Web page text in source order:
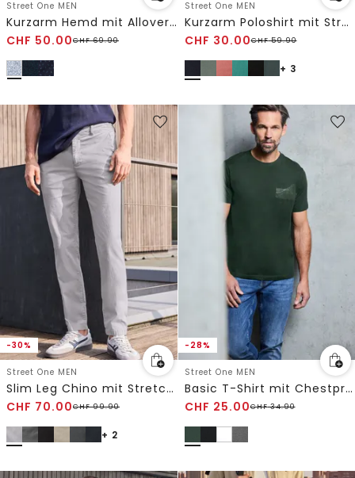
Street One MEN
Kurzarm Hemd mit Allover-Print
CHF 50.00CHF69.90
Street One MEN
Kurzarm Poloshirt mit Struktur
CHF 30.00CHF59.90
+ 3
-30%
Street One MEN
Slim Leg Chino mit Stretchbund
CHF 70.00CHF99.90
+ 2
-28%
Street One MEN
Basic T-Shirt mit Chestprint
CHF 25.00CHF34.90